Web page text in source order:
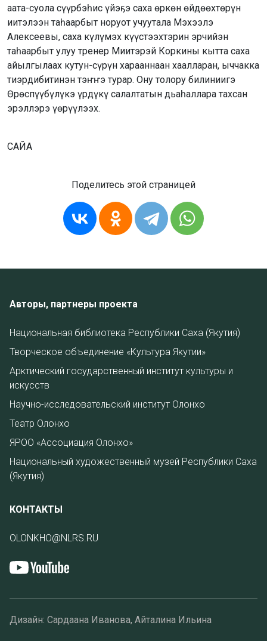
аата-суола сүүрбэһис үйэҕэ саха өркөн өйдөөхтөрүн
иитэлээн таһаарбыт норуот учуутала Мэхээлэ
Алексеевы, саха күлүмэх күүстээхтэрин эрчийэн
таһаарбыт улуу тренер Миитэрэй Коркины кытта саха
айылгылаах кутун-сүрүн харааннаан хаалларан, ыччакка
тиэрдибитинэн тэҥҥэ турар. Ону толору билиниигэ
Өрөспүүбүлүкэ үрдүкү салалтатын дьаһаллара тахсан
эрэллэрэ үөрүүлээх.
САЙА
Поделитесь этой страницей
Авторы, партнеры проекта
Национальная библиотека Республики Саха (Якутия)
Творческое объединение «Культура Якутии»
Арктический государственный институт культуры и
искусств
Научно-исследовательский институт Олонхо
Театр Олонхо
ЯРОО «Ассоциация Олонхо»
Национальный художественный музей Республики Саха
(Якутия)
КОНТАКТЫ
OLONKHO@NLRS.RU
Дизайн: Сардаана Иванова, Айталина Ильина